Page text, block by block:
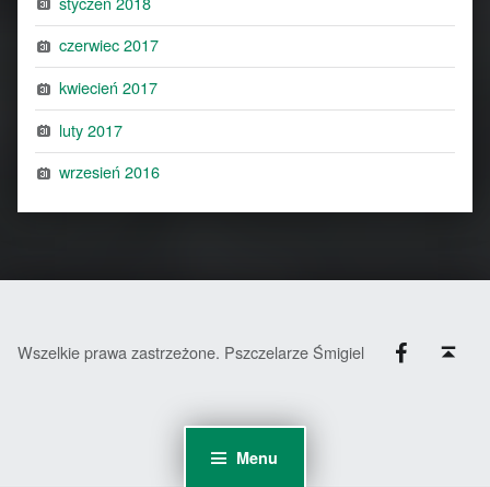
Menu
czerwiec 2017
kwiecień 2017
luty 2017
wrzesień 2016
Wszelkie prawa zastrzeżone. Pszczelarze Śmigiel